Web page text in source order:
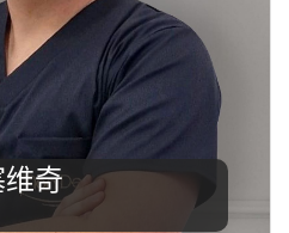
维奇
科系，主修颌骨矫形术。其
尔格莱德军事医学院完成。
专业培训课程。目前担任本